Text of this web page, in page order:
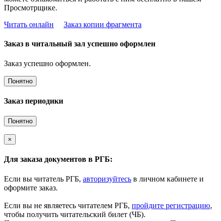
Просмотрщике.
Читать онлайн
Заказ копии фрагмента
Заказ в читальный зал успешно оформлен
Заказ успешно оформлен.
Понятно
Заказ периодики
Понятно
×
Для заказа документов в РГБ:
Если вы читатель РГБ, авторизуйтесь в личном кабинете и
оформите заказ.
Если вы не являетесь читателем РГБ, пройдите регистрацию,
чтобы получить читательский билет (ЧБ).